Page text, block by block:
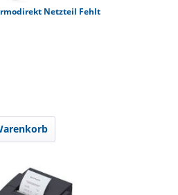
Netzteil Fehlt